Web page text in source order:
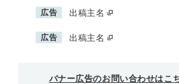
広告 出稿主名
広告 出稿主名
バナー広告のお問い合わせはこ